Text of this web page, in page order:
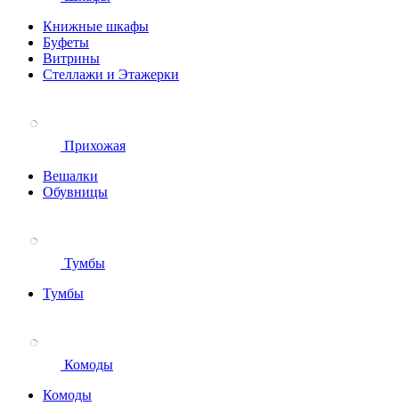
Книжные шкафы
Буфеты
Витрины
Стеллажи и Этажерки
Прихожая
Вешалки
Обувницы
Тумбы
Тумбы
Комоды
Комоды